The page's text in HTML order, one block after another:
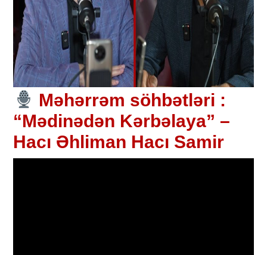
Məhərrəm söhbətləri :
“Mədinədən Kərbəlaya” –
Hacı Əhliman Hacı Samir